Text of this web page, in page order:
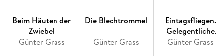
Beim Häuten der
Zwiebel
Günter Grass
Die Blechtrommel
Günter Grass
Eintagsfliegen.
Gelegentliche
Gedichte
Günter Grass